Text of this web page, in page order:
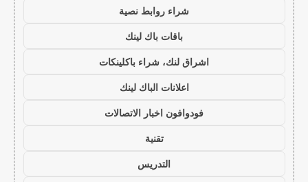
شراء روابط نصية
باقات باك لينك
اشراق لنك، شراء باكلينكات
اعلانات الباك لينك
فودوافون اخبار الاتصالات
تقنية
التدريس